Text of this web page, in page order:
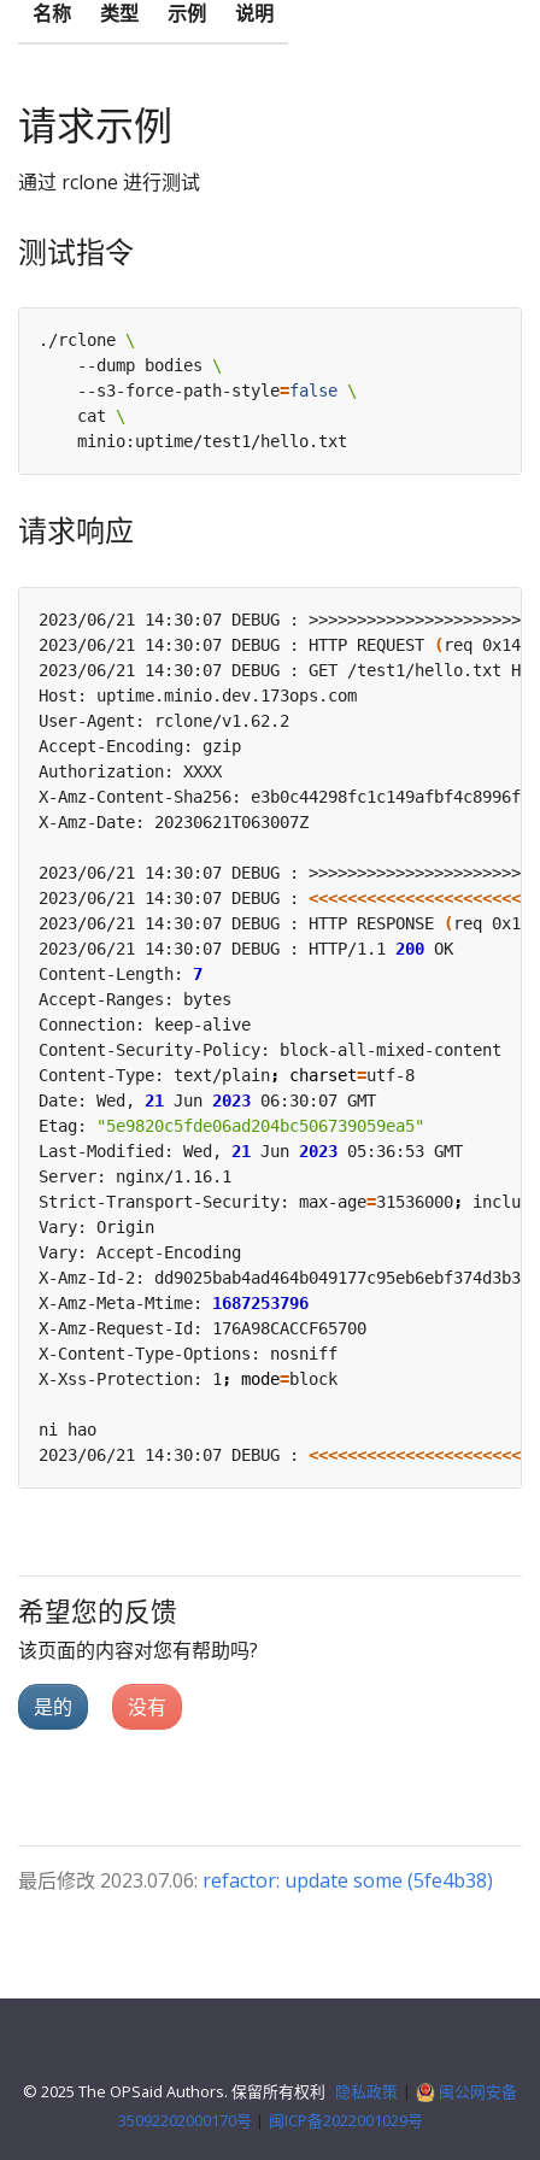
名称 类型 示例 说明
请求示例
通过 rclone 进行测试
测试指令
./rclone
	--dump bodies
	--s3-force-path-style
=false
	cat
请求响应
2023/06/21 14:30:07 DEBUG : HTTP REQUEST (req
2023/06/21 14:30:07 DEBUG :
2023/06/21 14:30:07 DEBUG : HTTP RESPONSE
(req
2023/06/21 14:30:07 DEBUG : HTTP/1.1 200
Content-Length: 7
Content-Type: text/plain; charset=
Date: Wed, 21 Jun 2023
Etag:
"5e9820c5fde06ad204bc506739059ea5"
Last-Modified: Wed, 21 Jun 2023
Strict-Transport-Security: max-age=31536000;
X-Amz-Meta-Mtime: 1687253796
X-Xss-Protection: 1 ; mode=
2023/06/21 14:30:07 DEBUG :
希望您的反馈
该页面的内容对您有帮助吗?
是的 没有
最后修改 2023.07.06: refactor: update some (5fe4b38)
© 2025 The OPSaid Authors. 保留所有权利 隐私政策 |
闽公网安备
35092202000170号 | 闽ICP备2022001029号